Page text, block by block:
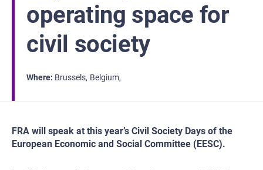
operating space for
civil society
Where Brussels Belgium
FRA will speak at this year’s Civil Society Days of the
European Economic and Social Committee (EESC).